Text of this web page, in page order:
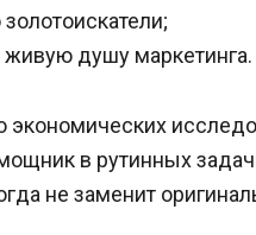
живую душу маркетинга.
экономических
в рутинных
не заменит